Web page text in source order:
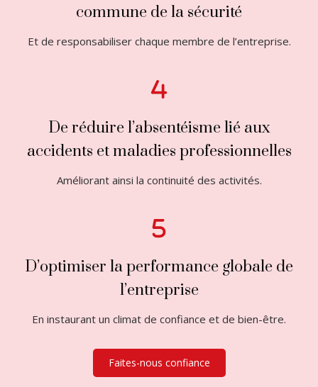
commune de la sécurité
Et de responsabiliser chaque membre de l’entreprise.
De réduire l’absentéisme lié aux
accidents et maladies professionnelles
Améliorant ainsi la continuité des activités.
D’optimiser la performance globale de
l’entreprise
En instaurant un climat de confiance et de bien-être.
Faites-nous confiance